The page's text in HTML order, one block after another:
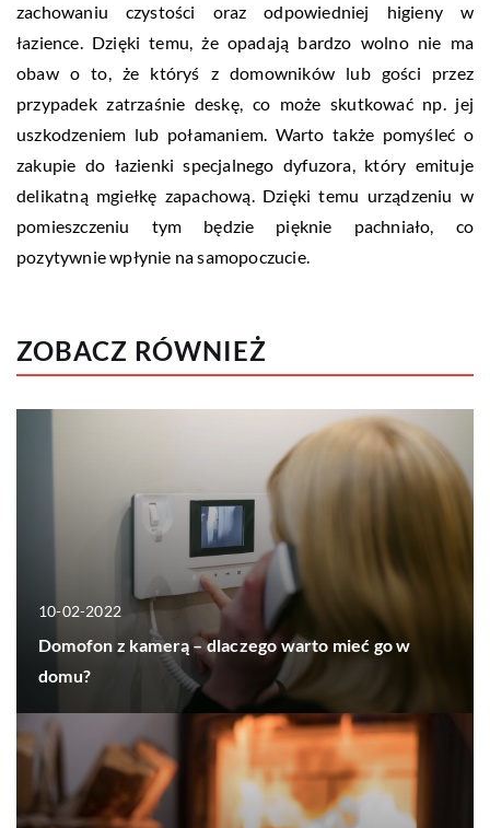
zachowaniu czystości oraz odpowiedniej higieny w
łazience. Dzięki temu, że opadają bardzo wolno nie ma
obaw o to, że któryś z domowników lub gości przez
przypadek zatrzaśnie deskę, co może skutkować np. jej
uszkodzeniem lub połamaniem. Warto także pomyśleć o
zakupie do łazienki specjalnego dyfuzora, który emituje
delikatną mgiełkę zapachową. Dzięki temu urządzeniu w
pomieszczeniu tym będzie pięknie pachniało, co
pozytywnie wpłynie na samopoczucie.
ZOBACZ RÓWNIEŻ
10-02-2022
Domofon z kamerą – dlaczego warto mieć go w
domu?